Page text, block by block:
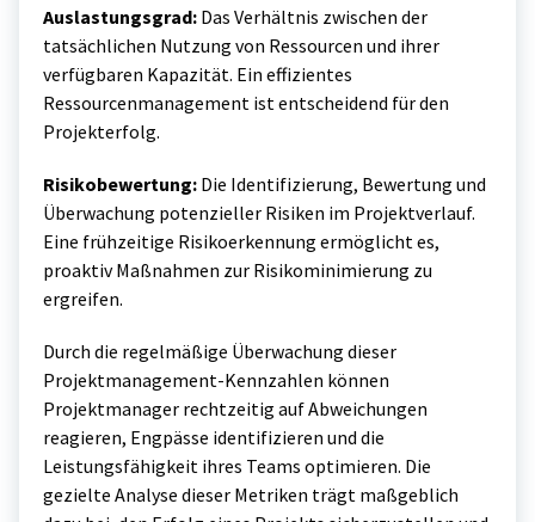
Auslastungsgrad: Das Verhältnis zwischen der
tatsächlichen Nutzung von Ressourcen und ihrer
verfügbaren Kapazität. Ein effizientes
Ressourcenmanagement ist entscheidend für den
Projekterfolg.
Risikobewertung: Die Identifizierung, Bewertung und
Überwachung potenzieller Risiken im Projektverlauf.
Eine frühzeitige Risikoerkennung ermöglicht es,
proaktiv Maßnahmen zur Risikominimierung zu
ergreifen.
Durch die regelmäßige Überwachung dieser
Projektmanagement-Kennzahlen können
Projektmanager rechtzeitig auf Abweichungen
reagieren, Engpässe identifizieren und die
Leistungsfähigkeit ihres Teams optimieren. Die
gezielte Analyse dieser Metriken trägt maßgeblich